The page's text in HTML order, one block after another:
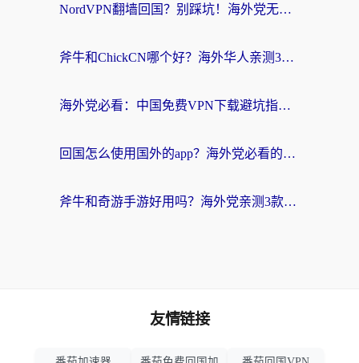
NordVPN翻墙回国？别踩坑！海外党无缝访问国内资源的真实指南
斧牛和ChickCN哪个好？海外华人亲测3款回国加速器+免费试用攻略
海外党必看：中国免费VPN下载避坑指南 + 无缝访问国内资源的终极方案
回国怎么使用国外的app？海外党必看的无缝访问国内资源全攻略
斧牛和奇游手游好用吗？海外党亲测3款回国加速器，选对才能无缝刷国内资源
友情链接